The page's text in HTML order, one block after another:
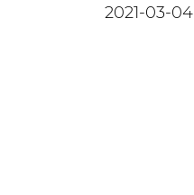
2021-03-04